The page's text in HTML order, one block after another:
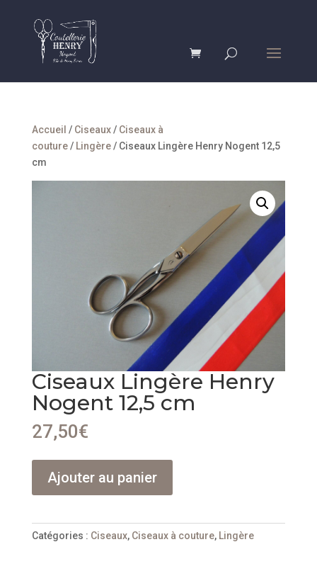
Accueil / Ciseaux/ Ciseaux à
couture/ Lingère/ Ciseaux Lingère Henry Nogent 12,5
cm
Ciseaux Lingère Henry
Nogent 12,5 cm
27,50€
Henry
Ajouter au panier
Catégories : Ciseaux, Ciseaux à couture, Lingère